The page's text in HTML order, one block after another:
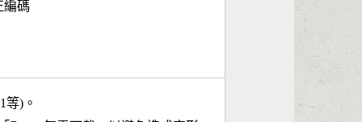
編碼
等)。